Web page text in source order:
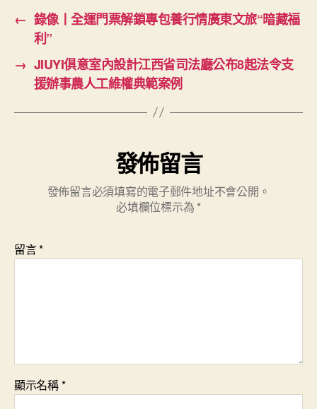
← 錄像丨全運門票解鎖專包養行情廣東文旅“暗藏福
利”
→ JIUYI俱意室內設計江西省司法廳公布8起法令支
援辦事農人工維權典範案例
發佈留言
發佈留言必須填寫的電子郵件地址不會公開。
必填欄位標示為 *
留言*
顯示名稱*